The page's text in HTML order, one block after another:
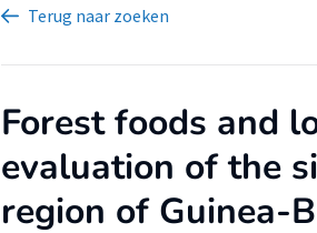
Terug naar zoeken
Forest foods and
evaluation of the
region of Guinea-